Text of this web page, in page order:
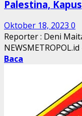
Palestina,
Oktober 18, 2023 0
Reporter : Deni
NEWSMETROPOL.id
Baca